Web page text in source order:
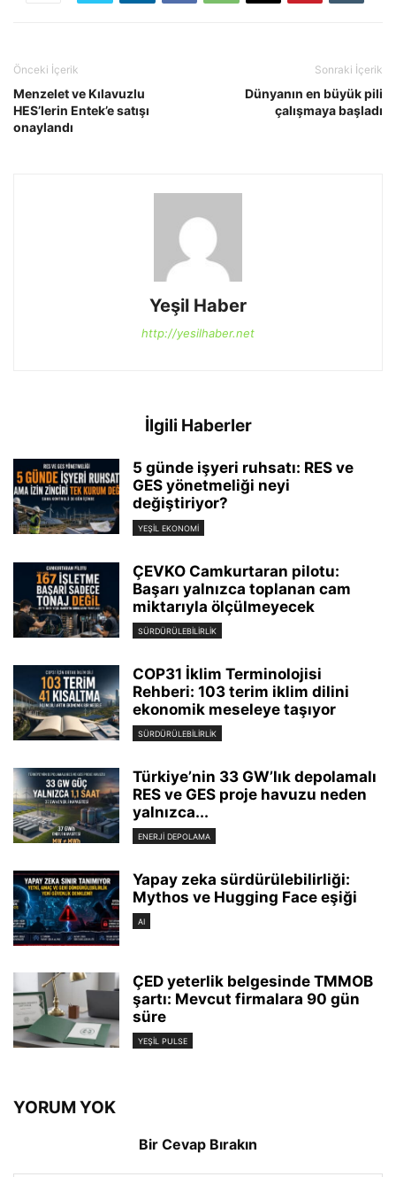
Önceki İçerik
Menzelet ve Kılavuzlu
HES’lerin Entek’e satışı
onaylandı
Sonraki İçerik
Dünyanın en büyük pili
çalışmaya başladı
Yeşil Haber
http://yesilhaber.net
İlgili Haberler
5 günde işyeri ruhsatı: RES ve
GES yönetmeliği neyi
değiştiriyor?
YEŞIL EKONOMI
ÇEVKO Camkurtaran pilotu:
Başarı yalnızca toplanan cam
miktarıyla ölçülmeyecek
SÜRDÜRÜLEBILIRLIK
COP31 İklim Terminolojisi
Rehberi: 103 terim iklim dilini
ekonomik meseleye taşıyor
SÜRDÜRÜLEBILIRLIK
Türkiye’nin 33 GW’lık depolamalı
RES ve GES proje havuzu neden
yalnızca...
ENERJI DEPOLAMA
Yapay zeka sürdürülebilirliği:
Mythos ve Hugging Face eşiği
AI
ÇED yeterlik belgesinde TMMOB
şartı: Mevcut firmalara 90 gün
süre
YEŞIL PULSE
YORUM YOK
Bir Cevap Bırakın